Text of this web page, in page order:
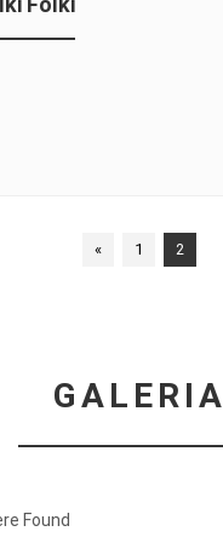
« 1 2
GALERIA
Found